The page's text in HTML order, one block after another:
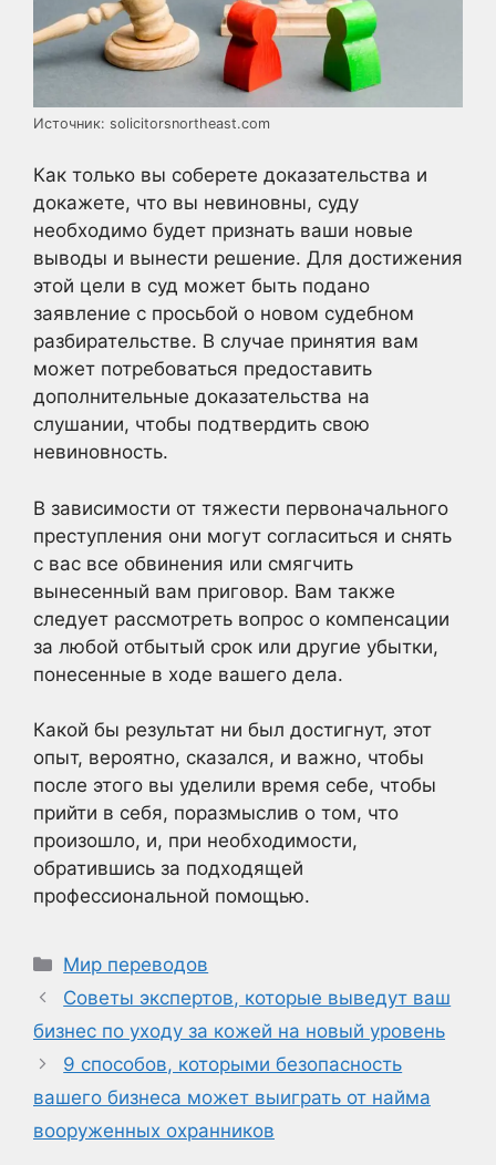
Источник: solicitorsnortheast.com
Как только вы соберете доказательства и
докажете, что вы невиновны, суду
необходимо будет признать ваши новые
выводы и вынести решение. Для достижения
этой цели в суд может быть подано
заявление с просьбой о новом судебном
разбирательстве. В случае принятия вам
может потребоваться предоставить
дополнительные доказательства на
слушании, чтобы подтвердить свою
невиновность.
В зависимости от тяжести первоначального
преступления они могут согласиться и снять
с вас все обвинения или смягчить
вынесенный вам приговор. Вам также
следует рассмотреть вопрос о компенсации
за любой отбытый срок или другие убытки,
понесенные в ходе вашего дела.
Какой бы результат ни был достигнут, этот
опыт, вероятно, сказался, и важно, чтобы
после этого вы уделили время себе, чтобы
прийти в себя, поразмыслив о том, что
произошло, и, при необходимости,
обратившись за подходящей
профессиональной помощью.
Рубрики
Мир переводов
Советы экспертов, которые выведут ваш
бизнес по уходу за кожей на новый уровень
9 способов, которыми безопасность
вашего бизнеса может выиграть от найма
вооруженных охранников